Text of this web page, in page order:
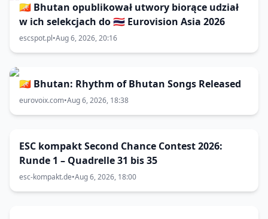
🇧🇹 Bhutan opublikował utwory biorące udział
w ich selekcjach do 🇹🇭 Eurovision Asia 2026
escspot.pl•Aug 6, 2026, 20:16
🇧🇹 Bhutan: Rhythm of Bhutan Songs Released
eurovoix.com•Aug 6, 2026, 18:38
ESC kompakt Second Chance Contest 2026:
Runde 1 – Quadrelle 31 bis 35
esc-kompakt.de•Aug 6, 2026, 18:00